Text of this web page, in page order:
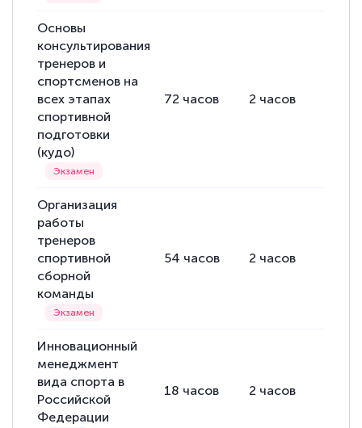
Основы
консультирования
тренеров и
спортсменов на
всех этапах
спортивной
подготовки
(кудо)
72 часов 2 часов
Организация
работы
тренеров
спортивной
сборной
команды
54 часов 2 часов
Инновационный
менеджмент
вида спорта в
Российской
Федерации
18 часов 2 часов